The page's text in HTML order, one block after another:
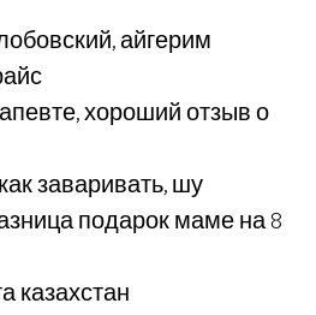
айгерим
хороший отзыв о
заваривать, шу
подарок маме на 8
казахстан